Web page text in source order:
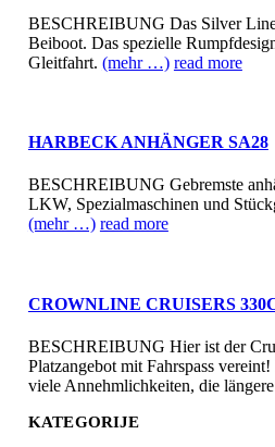
BESCHREIBUNG Das Silver Line
Beiboot. Das spezielle
Gleitfahrt. (mehr …) read more
HARBECK ANHÄNGER SA28
BESCHREIBUNG Gebremste
LKW, Spezialmaschinen und
(mehr …) read more
CROWNLINE CRUISERS
BESCHREIBUNG Hier ist der
Platzangebot mit Fahrspass
viele Annehmlichkeiten, die
KATEGORIJE